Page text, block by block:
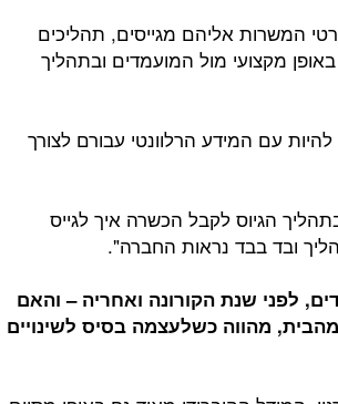
המשרות אליהם מגייסים, תהליכים
מקצועי מול המועמדים ובתהליך
עם המידע הרלוונטי עבורם לצורך
הגיוס לקבל הכשרה איך לגייס
ובד בבד נראות החברה".
לפני שנת הקורונה ואחריה – והאם
מהווה כשלעצמה בסיס לשינויים